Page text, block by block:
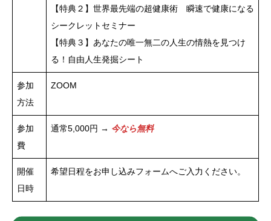
【特典２】世界最先端の超健康術 瞬速で健康になる
シークレットセミナー
【特典３】あなたの唯一無二の人生の情熱を見つけ
る！自由人生発掘シート
参加
方法
ZOOM
参加
費
通常5,000円 → 今なら無料
開催
日時
希望日程をお申し込みフォームへご入力ください。